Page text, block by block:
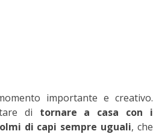
importante e creativo.
di tornare a casa con i
di capi sempre uguali, che